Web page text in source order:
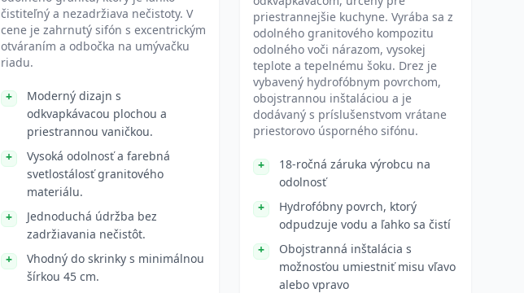
čistiteľný a nezadržiava nečistoty. V
cene je zahrnutý sifón s excentrickým
otváraním a odbočka na umývačku
riadu.
Moderný dizajn s
odkvapkávacou plochou a
priestrannou vaničkou.
Vysoká odolnosť a farebná
svetlostálosť granitového
materiálu.
Jednoduchá údržba bez
zadržiavania nečistôt.
Vhodný do skrinky s minimálnou
šírkou 45 cm.
priestrannejšie kuchyne. Vyrába sa z
odolného granitového kompozitu
odolného voči nárazom, vysokej
teplote a tepelnému šoku. Drez je
vybavený hydrofóbnym povrchom,
obojstrannou inštaláciou a je
dodávaný s príslušenstvom vrátane
priestorovo úsporného sifónu.
18-ročná záruka výrobcu na
odolnosť
Hydrofóbny povrch, ktorý
odpudzuje vodu a ľahko sa čistí
Obojstranná inštalácia s
možnosťou umiestniť misu vľavo
alebo vpravo